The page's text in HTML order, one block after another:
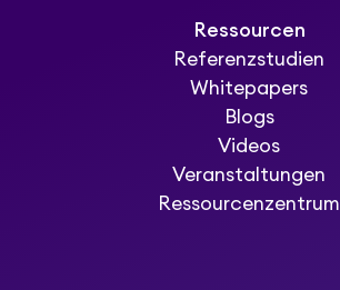
Ressourcen
Referenzstudien
Whitepapers
Blogs
Videos
Veranstaltungen
Ressourcenzentrum